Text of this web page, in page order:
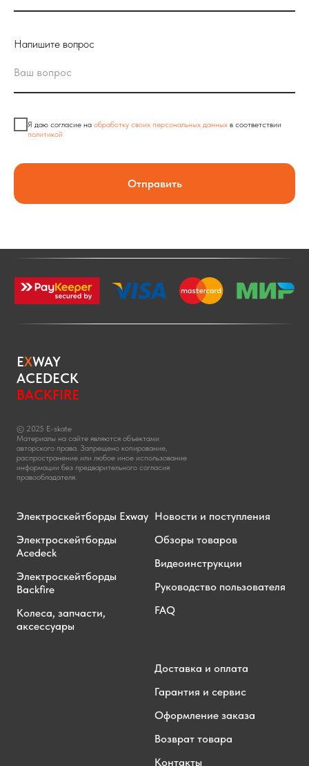
Напишите вопрос
Я даю согласие на обработку своих персональных данных в соответствии
политикой
Отправить
EXWAY
ACEDECK
BACKFIRE
© 2025 E-skate
Материалы на сайте являются объектами
авторского права. Запрещено копирование,
распространение или любое иное использование
информации без предварительного согласия
правообладателя.
Электроскейтборды Exway
Электроскейтборды
Acedeck
Электроскейтборды
Backfire
Колеса, запчасти,
аксессуары
Новости и поступления
Обзоры товаров
Видеоинструкции
Руководство пользователя
FAQ
Доставка и оплата
Гарантия и сервис
Оформление заказа
Возврат товара
Контакты